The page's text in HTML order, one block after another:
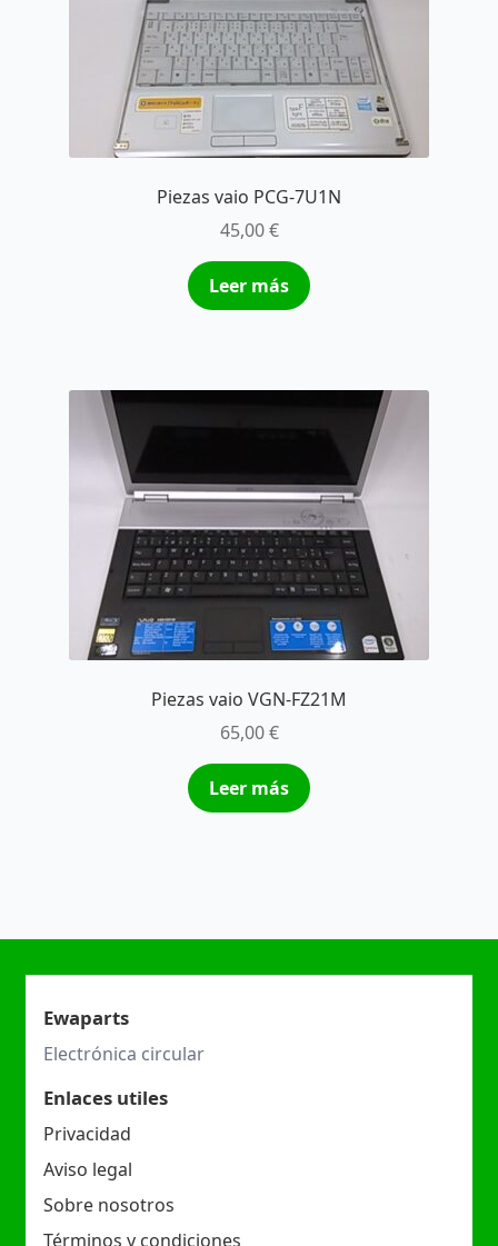
Piezas vaio PCG-7U1N
45,00€
Leer más
Piezas vaio VGN-FZ21M
65,00€
Leer más
Ewaparts
Electrónica circular
Enlaces utiles
Privacidad
Aviso legal
Sobre nosotros
Términos y condiciones